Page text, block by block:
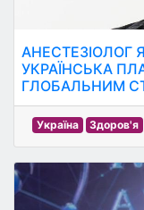
АНЕСТЕЗІОЛОГ
УКРАЇНСЬКА
ГЛОБАЛЬНИМ
Україна Здоров'я